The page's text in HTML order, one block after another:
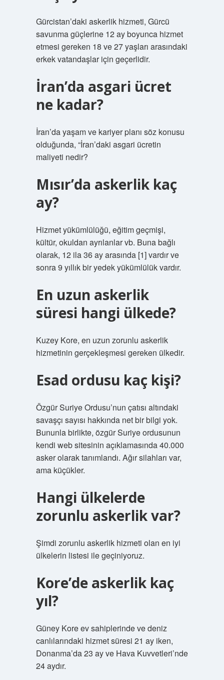
Gürcistan’daki askerlik hizmeti, Gürcü
savunma güçlerine 12 ay boyunca hizmet
etmesi gereken 18 ve 27 yaşları arasındaki
erkek vatandaşlar için geçerlidir.
İran’da asgari ücret
ne kadar?
İran’da yaşam ve kariyer planı söz konusu
olduğunda, “İran’daki asgari ücretin
maliyeti nedir?
Mısır’da askerlik kaç
ay?
Hizmet yükümlülüğü, eğitim geçmişi,
kültür, okuldan ayrılanlar vb. Buna bağlı
olarak, 12 ila 36 ay arasında [1] vardır ve
sonra 9 yıllık bir yedek yükümlülük vardır.
En uzun askerlik
süresi hangi ülkede?
Kuzey Kore, en uzun zorunlu askerlik
hizmetinin gerçekleşmesi gereken ülkedir.
Esad ordusu kaç kişi?
Özgür Suriye Ordusu’nun çatısı altındaki
savaşçı sayısı hakkında net bir bilgi yok.
Bununla birlikte, özgür Suriye ordusunun
kendi web sitesinin açıklamasında 40.000
asker olarak tanımlandı. Ağır silahları var,
ama küçükler.
Hangi ülkelerde
zorunlu askerlik var?
Şimdi zorunlu askerlik hizmeti olan en iyi
ülkelerin listesi ile geçiniyoruz.
Kore’de askerlik kaç
yıl?
Güney Kore ev sahiplerinde ve deniz
canlılarındaki hizmet süresi 21 ay iken,
Donanma’da 23 ay ve Hava Kuvvetleri’nde
24 aydır.